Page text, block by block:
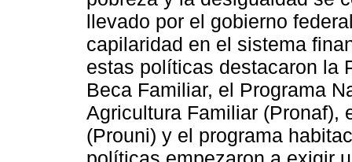
llevado por el gobierno
capilaridad en el sistema
estas políticas destacaron la
Beca Familiar, el Programa
Agricultura Familiar (Pronaf),
(Prouni) y el programa